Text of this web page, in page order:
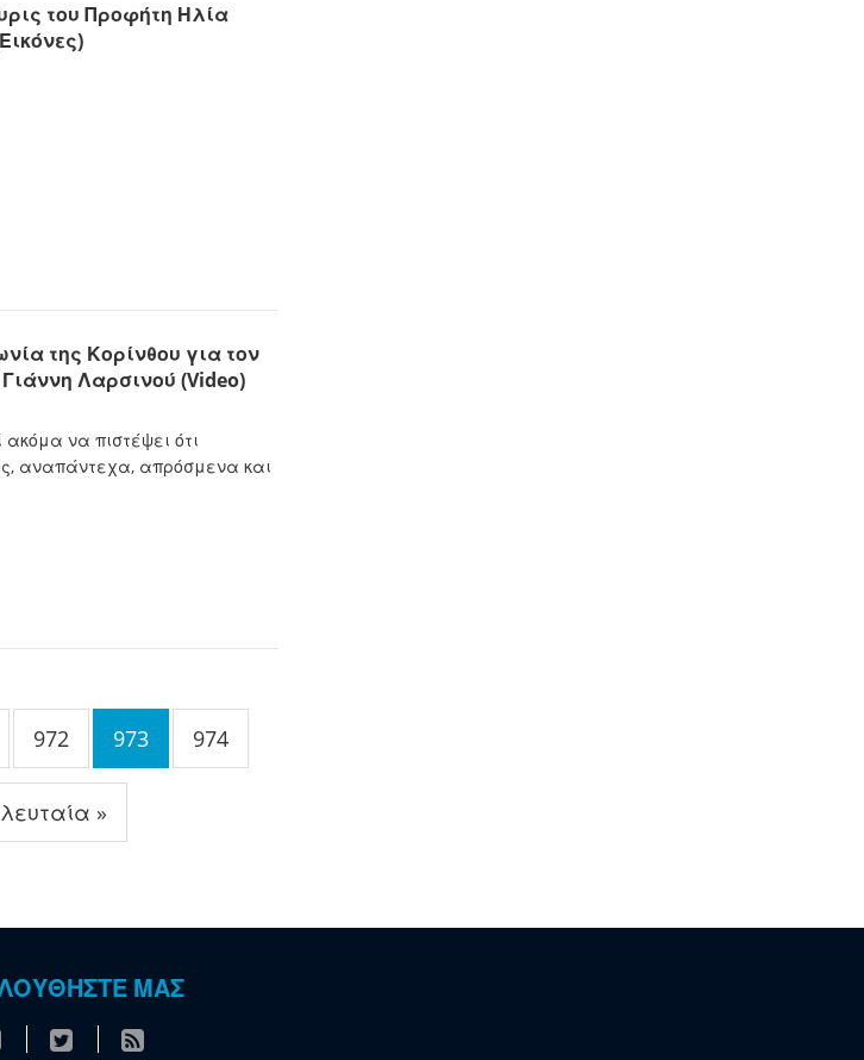
του Προφήτη Ηλία
της Κορίνθου για τον
Λαρσινού (Video)
να πιστέψει ότι
αναπάντεχα, απρόσμενα και
972 973 974
»
ΜΑΣ